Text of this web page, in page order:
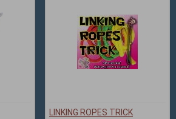
LINKING ROPES TRICK